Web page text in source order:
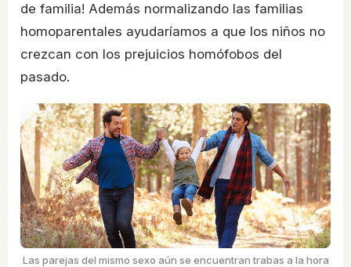
de familia! Además normalizando las familias
homoparentales ayudaríamos a que los niños no
crezcan con los prejuicios homófobos del
pasado.
Las parejas del mismo sexo aún se encuentran trabas a la hora